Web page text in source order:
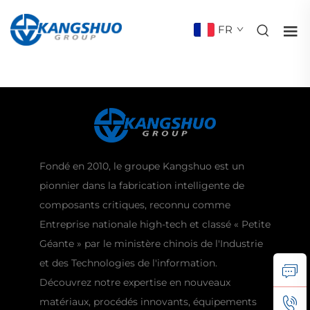
FR
Fondé en 2010, le groupe Kangshuo est un
pionnier dans la fabrication intelligente de
composants critiques, reconnu comme
Entreprise nationale high-tech et classé « Petite
Géante » par le ministère chinois de l'Industrie
et des Technologies de l'information.
Découvrez notre expertise en nouveaux
matériaux, procédés innovants, équipements